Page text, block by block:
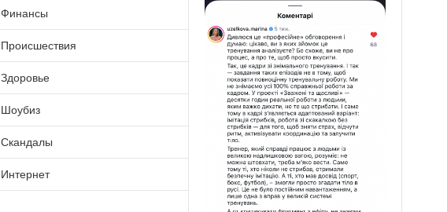
Финансы
Происшествия
Здоровье
Шоубиз
Скандалы
Интернет